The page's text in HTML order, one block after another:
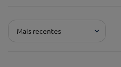
Pontuação*
Mais recentes